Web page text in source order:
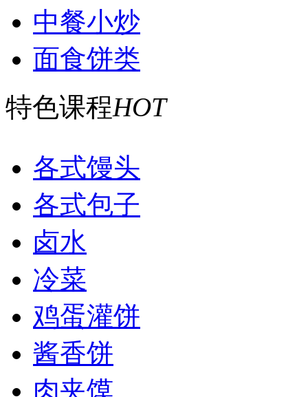
中餐小炒
面食饼类
特色课程HOT
各式馒头
各式包子
卤水
冷菜
鸡蛋灌饼
酱香饼
肉夹馍